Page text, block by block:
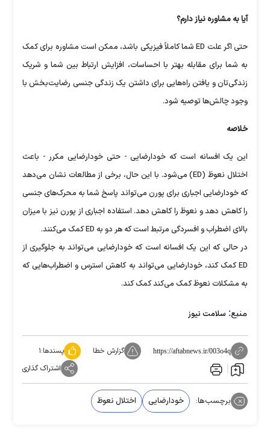
آیا به مشاوره نیاز دارم؟
حتی اگر علت ED شما کاملاً فیزیکی باشد، ممکن است مشاوره برای کمک
به شما برای مقابله بهتر با احساسات، افزایش ارتباط بین شما و شریک
زندگی‌تان و یافتن راه‌هایی برای داشتن یک زندگی جنسی رضایت‌بخش با
وجود چالش‌ها توصیه شود.
خلاصه
این یک افسانه است که خودارضایی - حتی خودارضایی مکرر - باعث
اختلال نعوظ (ED) می‌شود. با این حال، برخی از مطالعات نشان می‌دهد
که خودارضایی اجباری برای پورن می‌تواند پاسخ شما به محرک‌های جنسی
را کاهش دهد و نعوظ را کاهش دهد. استفاده اجباری از پورن نیز با میزان
بالای اضطراب و افسردگی مرتبط است که هر دو به ED کمک می‌کنند.
در حالی که این یک افسانه است که خودارضایی می‌تواند به جلوگیری از
ED کمک کند، خودارضایی می‌تواند به کاهش استرس و اضطراب‌هایی که
به مشکلات نعوظ کمک می‌کند کمک کند.
منبع: سلامت نیوز
https://aftabnews.ir/003o4q گزارش خطا پسندها:۱
اشتراک گذاری
برچسب‌ها: خودارضایی اختلال نعوظ